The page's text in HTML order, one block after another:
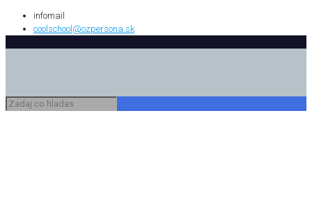
infomail
coolschool@ozpersona.sk